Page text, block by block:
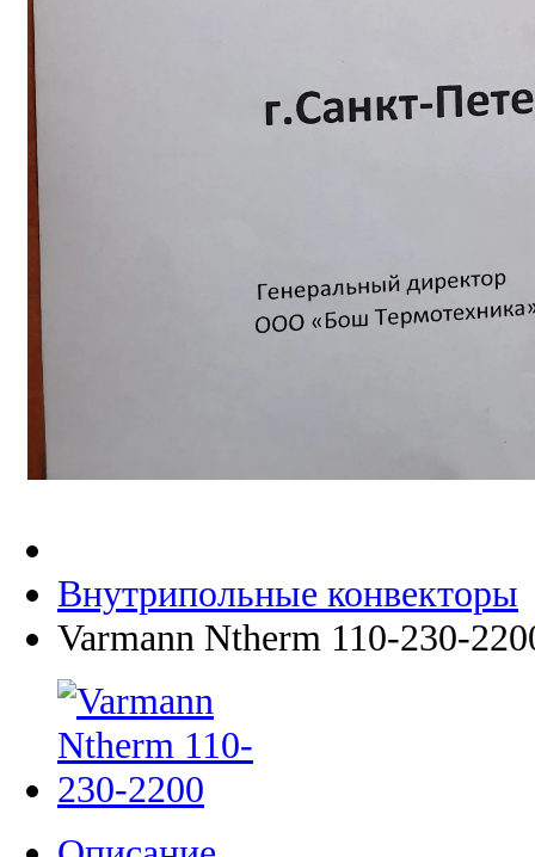
Внутрипольные конвекторы
Varmann Ntherm 110-230-